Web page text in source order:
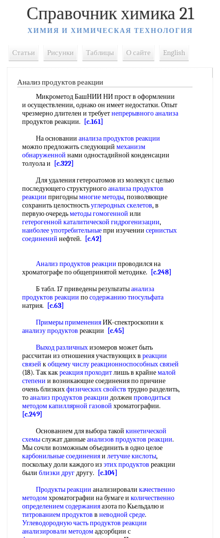
Справочник химика 21
ХИМИЯ И ХИМИЧЕСКАЯ ТЕХНОЛОГИЯ
Статьи Рисунки Таблицы О сайте English
Анализ продуктов реакции
Микрометод БашНИИ НИ прост в оформлении
и осуществлении, однако он имеет недостатки. Опыт
чрезмерно длителен и требуетнепрерывного анализа
продуктов реакции.
[c.161]
На основании анализа продуктов реакции
можпо предложить следующий механизм
обнаруженной нами одностадийной конденсации
толуола и
[c.322]
Для удаления гетероатомов из молекул с целью
последующего структурногоанализа продуктов
реакции пригоднымногие методы, позволяющие
сохранить целостностьуглеродных скелетов, в
первую очередьметоды гомогенной или
гетерогенной каталитической гидрогенизации,
наиболее употребительныепри изучении сернистых
соединений нефтей. [c.42]
Анализ продуктов реакции проводился на
хроматографе по общепринятой методике.
[c.248]
Б табл. 17 приведены результатыанализа
продуктов реакции посодержанию тиосульфата
натрия.
[c.63]
Примеры примененияИК-спектроскопии к
анализу продуктов реакции
[c.45]
Выход различныхизомеров может быть
рассчитан из отношения участвующих в реакции
связей кобщему числуреакционноспособных связей
(18). Так какреакция проходитлишь в крайнемалой
степени и возникающие соединения по причине
очень близкихфизических свойств трудно разделить,
тоанализ продуктов реакции должен проводиться
методомкапиллярной газовой хроматографии.
[c.249]
Основанием для выбора такой кинетической
схемыслужат данныеанализов продуктов реакции.
Мы сочли возможным объединить в одно целое
карбонильные соединенияи летучие кислоты,
поскольку доли каждого из этих продуктов реакции
были близки другдругу.
[c.104]
Продукты реакции анализировали качественно
методомхроматографии на бумаге и количественно
определением содержанияазота по Кьельдалю и
титрованием продуктов в неводной среде.
Углеводородную частьпродуктов реакции
анализировали методомадсорбции с